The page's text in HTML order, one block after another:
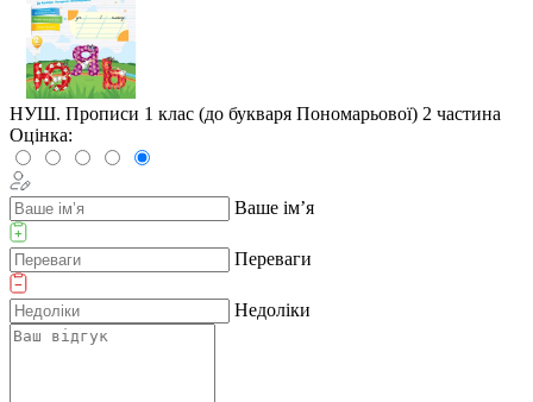
НУШ. Прописи 1 клас (до букваря Пономарьової) 2 частина
Оцінка:
Ваше ім’я
Переваги
Недоліки